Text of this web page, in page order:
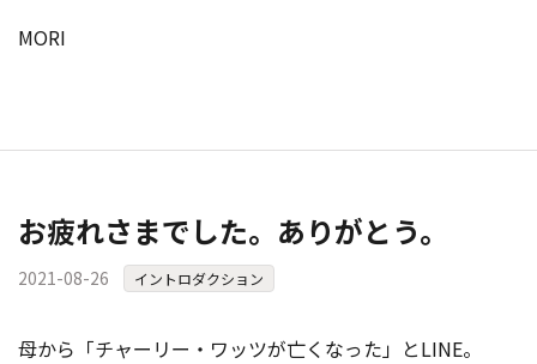
MORI
お疲れさまでした。ありがとう。
2021-08-26 イントロダクション
母から「チャーリー・ワッツが亡くなった」とLINE。